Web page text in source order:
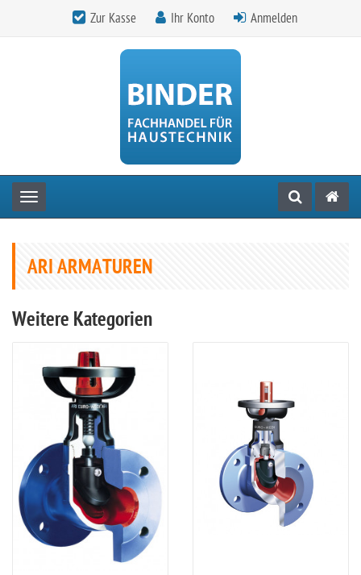
Zur Kasse Ihr Konto Anmelden
Toggle navigation
ARI ARMATUREN
Weitere Kategorien